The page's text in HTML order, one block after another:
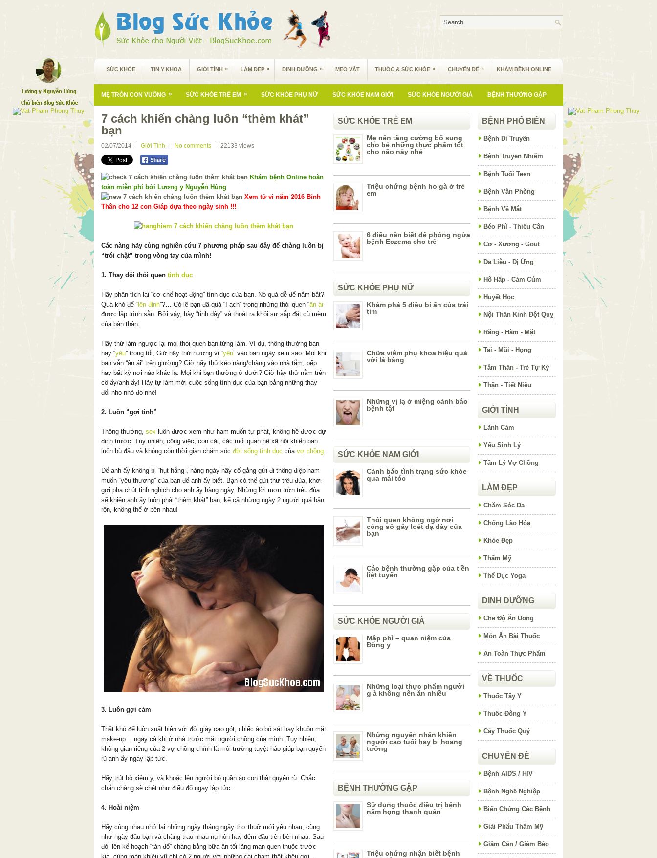
SỨC KHỎE TIN Y KHOA GIỚI TÍNH » LÀM ĐẸP » DINH DƯỠNG » MẸO VẶT THUỐC & SỨC KHỎE » CHUYÊN ĐỀ » KHÁM BỆNH ONLINE
MẸ TRÒN CON VUÔNG » SỨC KHỎE TRẺ EM » SỨC KHỎE PHỤ NỮ SỨC KHỎE NAM GIỚI SỨC KHỎE NGƯỜI GIÀ BỆNH THƯỜNG GẶP
7 cách khiến chàng luôn “thèm khát”
bạn
02/07/2014 Giới Tính No comments 22133 views
Khám bệnh Online hoàn
toàn miễn phí bởi Lương y Nguyễn Hùng
Xem tử vi năm 2016 Bính
Thân cho 12 con Giáp dựa theo ngày sinh !!!
Các nàng hãy cùng nghiên cứu 7 phương pháp sau đây để chàng luôn bị
“trói chặt” trong vòng tay của mình!
1. Thay đổi thói quen tình dục
Hãy phân tích lại “cơ chế hoạt động” tình dục của bạn. Nó quá dễ để nắm bắt?
Quá khó để “lên đỉnh”?… Có lẽ bạn đã quá “ì ạch” trong những thói quen “ân ái”
được lập trình sẵn. Bởi vậy, hãy “tỉnh dậy” và thoát ra khỏi sự sắp đặt cũ mèm
của bản thân.
Hãy thử làm ngược lại mọi thói quen bạn từng làm. Ví dụ, thông thường bạn
hay “yêu” trong tối; Giờ hãy thử hương vị “yêu” vào ban ngày xem sao. Mọi khi
bạn vẫn “ân ái” trên giường? Giờ hãy thử kéo nàng/chàng vào nhà tắm, bếp
hay bất kỳ nơi nào khác lạ. Mọi khi bạn thường ở dưới? Giờ hãy thử nằm trên
cô ấy/anh ấy! Hãy tự làm mới cuộc sống tình dục của bạn bằng những thay
đổi nho nhỏ đó nhé!
2. Luôn “gợi tình”
Thông thường, sex luôn được xem như ham muốn tự phát, không hề được dự
định trước. Tuy nhiên, công việc, con cái, các mối quan hệ xã hội khiến bạn
luôn bù đầu và không còn thời gian chăm sóc đời sống tình dục của vợ chồng
Để anh ấy không bị “hụt hẫng”, hàng ngày hãy cố gắng gửi đi thông điệp ham
muốn “yêu thương” của bạn để anh ấy biết. Bạn có thể gửi thư trêu đùa, khơi
gợi pha chút tinh nghịch cho anh ấy hàng ngày. Những lời mơn trớn trêu đùa
sẽ khiến anh ấy luôn phải “thèm khát” bạn, kể cả những ngày 2 người quá bận
rộn, không thể ở bên nhau!
3. Luôn gợi cảm
Thật khó để luôn xuất hiện với đôi giày cao gót, chiếc áo bó sát hay khuôn mặt
make-up… ngay cả khi ở nhà trước mặt người chồng của mình. Tuy nhiên,
không gian riêng của 2 vợ chồng chính là môi trường tuyệt hảo giúp bạn quyến
rũ anh ấy ngay lập tức.
Hãy trút bỏ xiêm y, và khoác lên người bộ quần áo con thật quyến rũ. Chắc
chắn chàng sẽ chết như điếu đổ ngay lập tức.
4. Hoài niệm
Hãy cùng nhau nhớ lại những ngày tháng ngây thơ thuở mới yêu nhau, cũng
như ngày đầu bạn và chàng trao nhau nụ hôn hay đêm đầu tiên bên nhau. Sau
đó, lên kế hoạch “tán đổ” chàng bằng bữa ăn tối lãng mạn quen thuộc trước
kia, cùng màn khiêu vũ chỉ có 2 người với những cái chạm thật khêu gợi…
SỨC KHỎE TRẺ EM
Mẹ nên tăng cường bổ sung
cho bé những thực phẩm tốt
cho não này nhé
Triệu chứng bệnh ho gà ở trẻ
em
6 điều nên biết để phòng ngừa
bệnh Eczema cho trẻ
SỨC KHỎE PHỤ NỮ
Khám phá 5 điều bí ẩn của trái
tim
Chữa viêm phụ khoa hiệu quả
với lá bàng
Những vị lạ ở miệng cảnh báo
bệnh tật
SỨC KHỎE NAM GIỚI
Cảnh báo tình trạng sức khỏe
qua mái tóc
Thói quen không ngờ nơi
công sở gây loét dạ dày của
bạn
Các bệnh thường gặp của tiền
liệt tuyến
SỨC KHỎE NGƯỜI GIÀ
Mập phì – quan niệm của
Đông y
Những loại thực phẩm người
già không nên ăn nhiều
Những nguyên nhân khiến
người cao tuổi hay bị hoang
tưởng
BỆNH THƯỜNG GẶP
Sử dụng thuốc điều trị bệnh
nấm họng thanh quản
Triệu chứng nhận biết bệnh
BỆNH PHỔ BIẾN
Bệnh Di Truyền
Bệnh Truyền Nhiễm
Bệnh Tuổi Teen
Bệnh Văn Phòng
Bệnh Về Mắt
Béo Phì - Thiếu Cân
Cơ - Xương - Gout
Da Liễu - Dị Ứng
Hô Hấp - Cảm Cúm
Huyết Học
Nội Thần Kinh Đột Quỵ
Răng - Hàm - Mặt
Tai - Mũi - Họng
Tâm Thần - Trẻ Tự Kỷ
Thận - Tiết Niệu
GIỚI TÍNH
Lãnh Cảm
Yếu Sinh Lý
Tâm Lý Vợ Chồng
LÀM ĐẸP
Chăm Sóc Da
Chống Lão Hóa
Khỏe Đẹp
Thẩm Mỹ
Thể Dục Yoga
DINH DƯỠNG
Chế Độ Ăn Uống
Món Ăn Bài Thuốc
An Toàn Thực Phẩm
VỀ THUỐC
Thuốc Tây Y
Thuốc Đông Y
Cây Thuốc Quý
CHUYÊN ĐỀ
Bệnh AIDS / HIV
Bệnh Nghề Nghiệp
Biến Chứng Các Bệnh
Giải Phẩu Thẩm Mỹ
Giảm Cân / Giảm Béo